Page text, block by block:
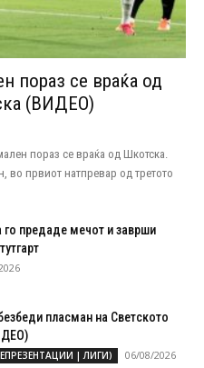
пораз се враќа од
(ВИДЕО)
пораз се враќа од Шкотска.
во првиот натпревар од третото
го предаде мечот и заврши
пласман на Светското
| ЛИГИ) 06/08/2026